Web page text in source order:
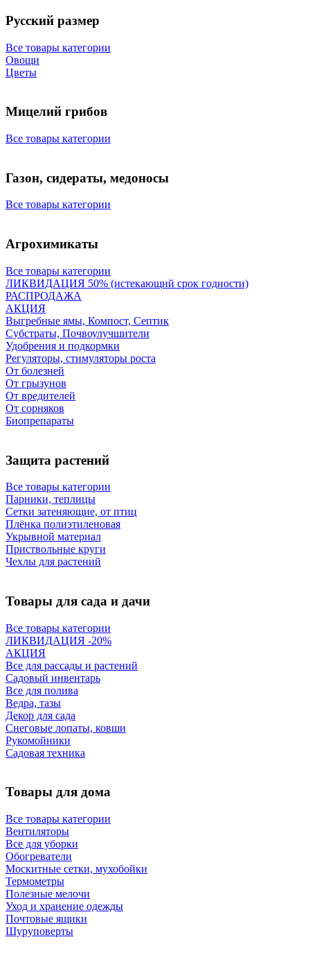
Русский размер
Все товары категории
Овощи
Цветы
Мицелий грибов
Все товары категории
Газон, сидераты, медоносы
Все товары категории
Агрохимикаты
Все товары категории
ЛИКВИДАЦИЯ 50% (истекающий срок годности)
РАСПРОДАЖА
АКЦИЯ
Выгребные ямы, Компост, Септик
Субстраты, Почвоулучшители
Удобрения и подкормки
Регуляторы, стимуляторы роста
От болезней
От грызунов
От вредителей
От сорняков
Биопрепараты
Защита растений
Все товары категории
Парники, теплицы
Сетки затеняющие, от птиц
Плёнка полиэтиленовая
Укрывной материал
Приствольные круги
Чехлы для растений
Товары для сада и дачи
Все товары категории
ЛИКВИДАЦИЯ -20%
АКЦИЯ
Все для рассады и растений
Садовый инвентарь
Все для полива
Ведра, тазы
Декор для сада
Снеговые лопаты, ковши
Рукомойники
Садовая техника
Товары для дома
Все товары категории
Вентиляторы
Все для уборки
Обогреватели
Москитные сетки, мухобойки
Термометры
Полезные мелочи
Уход и хранение одежды
Почтовые ящики
Шуруповерты